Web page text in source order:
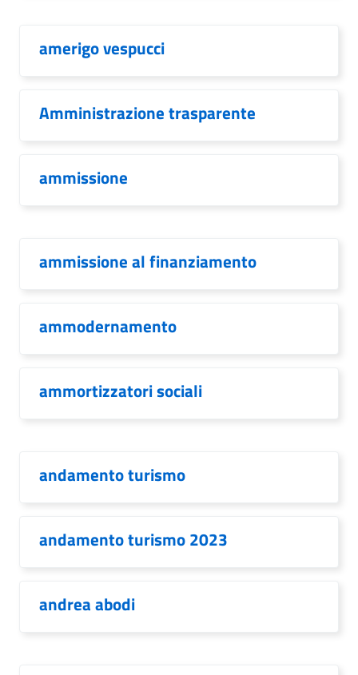
amerigo vespucci
Amministrazione trasparente
ammissione
ammissione al finanziamento
ammodernamento
ammortizzatori sociali
andamento turismo
andamento turismo 2023
andrea abodi